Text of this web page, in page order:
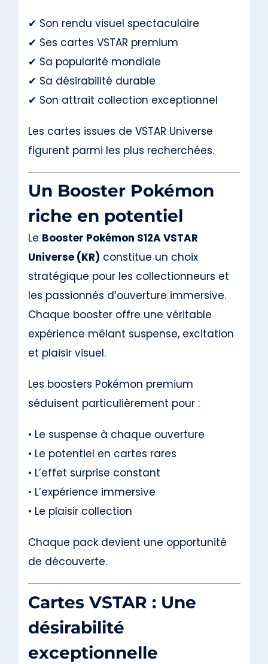
✔ Son rendu visuel spectaculaire
✔ Ses cartes VSTAR premium
✔ Sa popularité mondiale
✔ Sa désirabilité durable
✔ Son attrait collection exceptionnel
Les cartes issues de VSTAR Universe
figurent parmi les plus recherchées.
Un Booster Pokémon
riche en potentiel
Le Booster Pokémon S12A VSTAR
Universe (KR) constitue un choix
stratégique pour les collectionneurs et
les passionnés d’ouverture immersive.
Chaque booster offre une véritable
expérience mêlant suspense, excitation
et plaisir visuel.
Les boosters Pokémon premium
séduisent particulièrement pour :
• Le suspense à chaque ouverture
• Le potentiel en cartes rares
• L’effet surprise constant
• L’expérience immersive
• Le plaisir collection
Chaque pack devient une opportunité
de découverte.
Cartes VSTAR : Une
désirabilité
exceptionnelle